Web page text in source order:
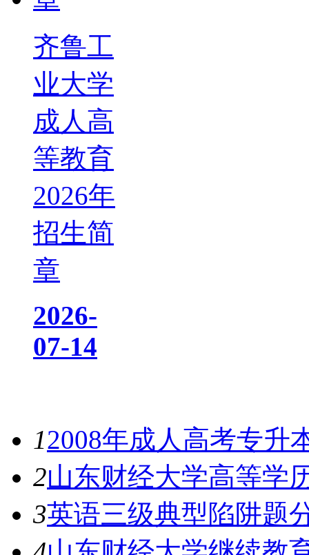
齐鲁工
业大学
成人高
等教育
2026年
招生简
章
2026-
07-14
12008年成人高考专升
2山东财经大学高等学
3英语三级典型陷阱题